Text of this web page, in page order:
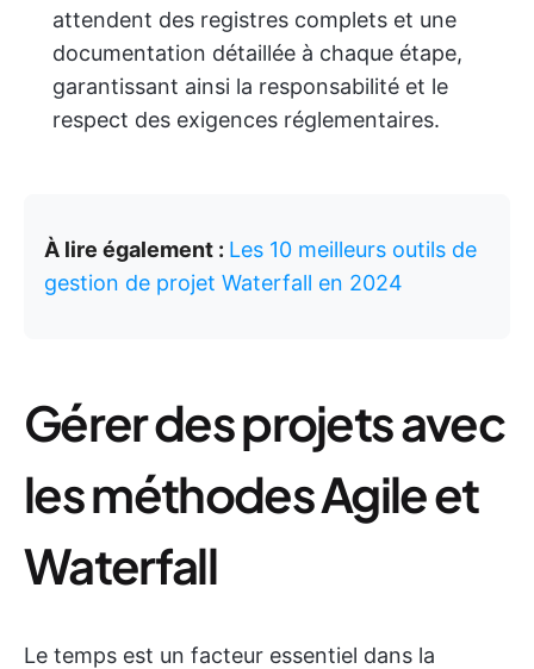
attendent des registres complets et une
documentation détaillée à chaque étape,
garantissant ainsi la responsabilité et le
respect des exigences réglementaires.
À lire également : Les 10 meilleurs outils de
gestion de projet Waterfall en 2024
Gérer des projets avec
les méthodes Agile et
Waterfall
Le temps est un facteur essentiel dans la